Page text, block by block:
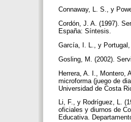
Connaway, L. S., y
Cordón, J. A. (1997).
España: Síntesis.
García, I. L., y
Gosling, M. (2002).
Herrera, A. I., Montero,
microforma (juego de
Universidad de Costa
Li, F., y Rodríguez, L.
oficiales y diurnos de
Educativa.